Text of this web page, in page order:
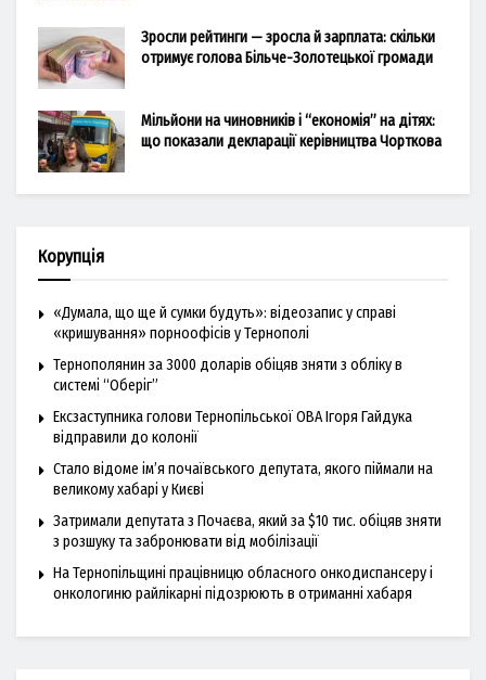
Зросли рейтинги — зросла й зарплата: скільки
отримує голова Більче-Золотецької громади
Мільйони на чиновників і “економія” на дітях:
що показали декларації керівництва Чорткова
Корупція
«Думала, що ще й сумки будуть»: відеозапис у справі
«кришування» порноофісів у Тернополі
Тернополянин за 3000 доларів обіцяв зняти з обліку в
системі “Оберіг”
Ексзаступника голови Тернопільської ОВА Ігоря Гайдука
відправили до колонії
Стало відоме ім’я почаївського депутата, якого піймали на
великому хабарі у Києві
Затримали депутата з Почаєва, який за $10 тис. обіцяв зняти
з розшуку та забронювати від мобілізації
На Тернопільщині працівницю обласного онкодиспансеру і
онкологиню райлікарні підозрюють в отриманні хабаря